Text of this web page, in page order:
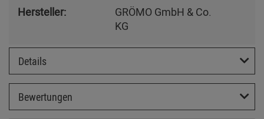
Hersteller:
GRÖMO GmbH & Co.
KG
Details
Bewertungen